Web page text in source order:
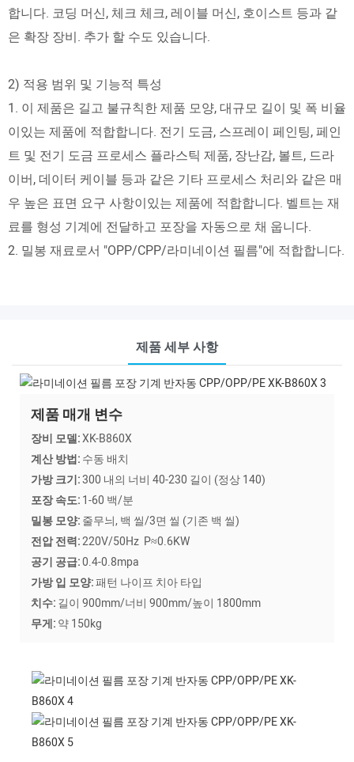
합니다. 코딩 머신, 체크 체크, 레이블 머신, 호이스트 등과 같
은 확장 장비. 추가 할 수도 있습니다.
2) 적용 범위 및 기능적 특성
1. 이 제품은 길고 불규칙한 제품 모양, 대규모 길이 및 폭 비율
이있는 제품에 적합합니다. 전기 도금, 스프레이 페인팅, 페인
트 및 전기 도금 프로세스 플라스틱 제품, 장난감, 볼트, 드라
이버, 데이터 케이블 등과 같은 기타 프로세스 처리와 같은 매
우 높은 표면 요구 사항이있는 제품에 적합합니다. 벨트는 재
료를 형성 기계에 전달하고 포장을 자동으로 채 웁니다.
2. 밀봉 재료로서 "OPP/CPP/라미네이션 필름"에 적합합니다.
제품 세부 사항
제품 매개 변수
장비 모델:XK-B860X
계산 방법:수동 배치
가방 크기:300 내의 너비 40-230 길이 (정상 140)
포장 속도:1-60 백/분
밀봉 모양:줄무늬, 백 씰/3면 씰 (기존 백 씰)
전압 전력:220V/50Hz P≈0.6KW
공기 공급:0.4-0.8mpa
가방 입 모양:패턴 나이프 치아 타입
치수:길이 900mm/너비 900mm/높이 1800mm
무게:약 150kg